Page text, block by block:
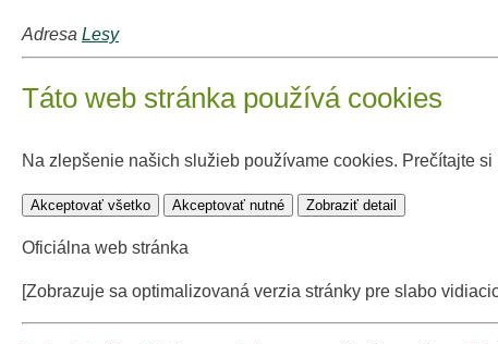
Adresa Lesy
Táto web stránka používá cookies
Na zlepšenie našich služieb používame cookies. Prečítajte
Akceptovať všetko Akceptovať nutné Zobraziť detail
Oficiálna web stránka
[Zobrazuje sa optimalizovaná verzia stránky pre slabo